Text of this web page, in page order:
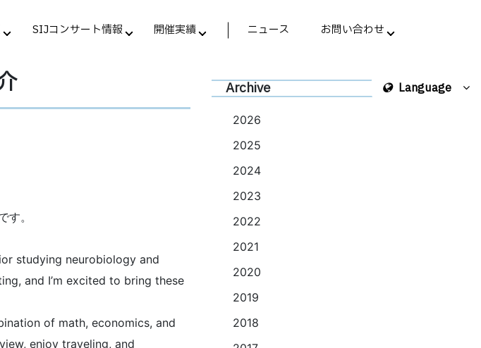
SIJコンサート情報 開催実績 ニュース お問い合わせ
Language
。
studying neurobiology and
and I’m excited to bring these
of math, economics, and
enjoy traveling, and
Archive
2026
2025
2024
2023
2022
2021
2020
2019
2018